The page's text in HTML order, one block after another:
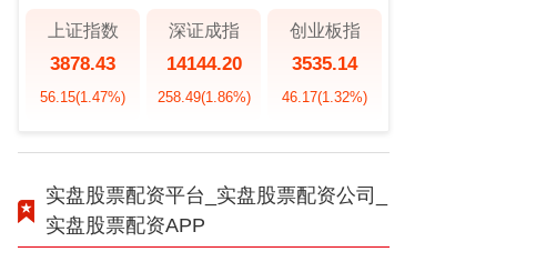
上证指数
3878.43
56.15(1.47%)
深证成指
14144.20
258.49(1.86%)
创业板指
3535.14
46.17(1.32%)
实盘股票配资平台_实盘股票配资公司_
实盘股票配资APP